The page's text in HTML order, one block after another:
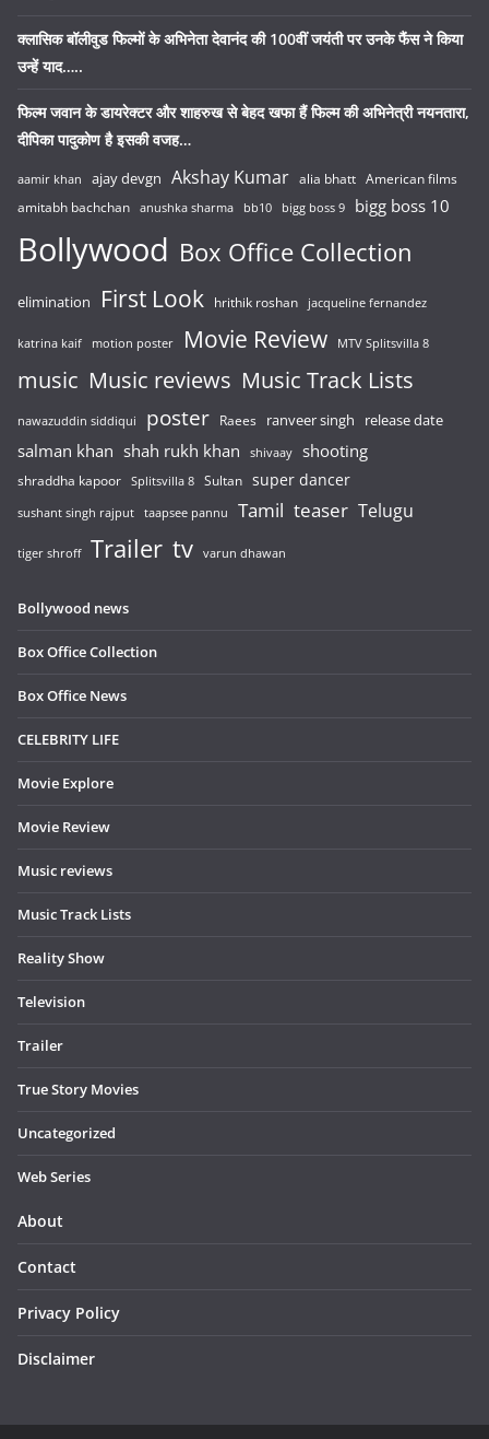
क्लासिक बॉलीवुड फिल्मों के अभिनेता देवानंद की 100वीं जयंती पर उनके फैंस ने किया
उन्हें याद…..
फिल्म जवान के डायरेक्टर और शाहरुख से बेहद खफा हैं फिल्म की अभिनेत्री नयनतारा,
दीपिका पादुकोण है इसकी वजह…
aamir khan ajay devgn Akshay Kumar alia bhatt American films
amitabh bachchan anushka sharma bb10 bigg boss 9 bigg boss 10
Bollywood Box Office Collection
elimination First Look hrithik roshan jacqueline fernandez
katrina kaif motion poster Movie Review MTV Splitsvilla 8
music Music reviews Music Track Lists
nawazuddin siddiqui poster Raees ranveer singh release date
salman khan shah rukh khan shivaay shooting
shraddha kapoor Splitsvilla 8 Sultan super dancer
sushant singh rajput taapsee pannu Tamil teaser Telugu
tiger shroff Trailer tv varun dhawan
Bollywood news
Box Office Collection
Box Office News
CELEBRITY LIFE
Movie Explore
Movie Review
Music reviews
Music Track Lists
Reality Show
Television
Trailer
True Story Movies
Uncategorized
Web Series
About
Contact
Privacy Policy
Disclaimer